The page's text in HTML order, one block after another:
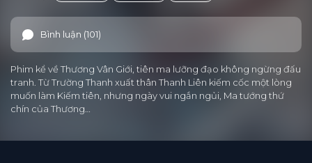
Bình luận (101)
Phim kể về Thương Vân Giới, tiên ma lưỡng đạo không ngừng đấu
tranh. Từ Trường Thanh xuất thân Thanh Liên kiếm cốc một lòng
muốn làm Kiếm tiên, nhưng ngày vui ngắn ngủi, Ma tướng thứ
chín của Thương…